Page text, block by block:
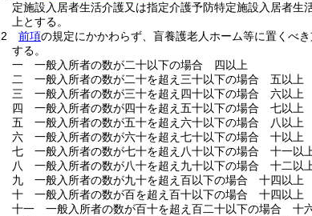
定施設入居者生活介護又は指定介護予防特定施設入居者
上とする。
2
前項の規定にかかわらず、盲養護老人ホーム等に置くべ
する。
一
一般入所者の数が二十以下の場合 四以上
二
一般入所者の数が二十を超え三十以下の場合 五以上
三
一般入所者の数が三十を超え四十以下の場合 六以上
四
一般入所者の数が四十を超え五十以下の場合 七以上
五
一般入所者の数が五十を超え六十以下の場合 八以上
六
一般入所者の数が六十を超え七十以下の場合 十以上
七
一般入所者の数が七十を超え八十以下の場合 十一以
八
一般入所者の数が八十を超え九十以下の場合 十二以
九
一般入所者の数が九十を超え百以下の場合 十四以上
十
一般入所者の数が百を超え百十以下の場合 十四以上
十一
一般入所者の数が百十を超え百二十以下の場合 十